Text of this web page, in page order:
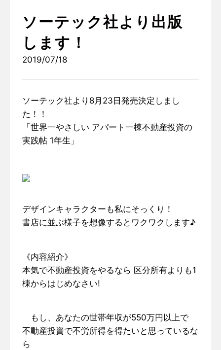
ソーテック社より出版
します！
2019/07/18
ソーテック社より8月23日発売決定しまし
た！！
「世界一やさしい アパート一棟不動産投資の
実践帖 1年生」
デザインキャラクターも私にそっくり！
書店に並ぶ様子を想像するとワクワクします♪
《内容紹介》
本気で不動産投資をやるなら 区分所有よりも1
棟からはじめなさい!
もし、あなたの世帯年収が550万円以上で
不動産投資で不労所得を得たいと思っているな
ら